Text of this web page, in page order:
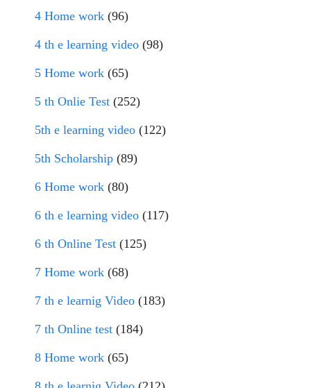
4 Home work (96)
4 th e learning video (98)
5 Home work (65)
5 th Onlie Test (252)
5th e learning video (122)
5th Scholarship (89)
6 Home work (80)
6 th e learning video (117)
6 th Online Test (125)
7 Home work (68)
7 th e learnig Video (183)
7 th Online test (184)
8 Home work (65)